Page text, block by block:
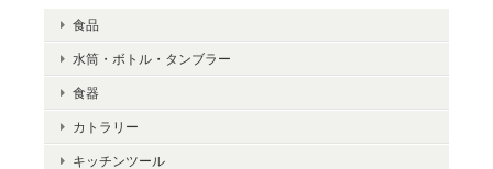
食品
水筒・ボトル・タンブラー
食器
カトラリー
キッチンツール